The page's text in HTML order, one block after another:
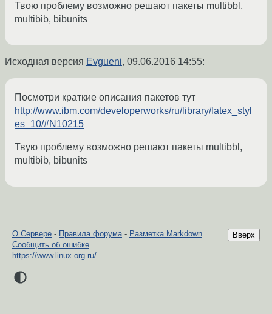
Твою проблему возможно решают пакеты multibbl,
multibib, bibunits
Исходная версия Evgueni, 09.06.2016 14:55:
Посмотри краткие описания пакетов тут
http://www.ibm.com/developerworks/ru/library/latex_styl
es_10/#N10215
Твую проблему возможно решают пакеты multibbl,
multibib, bibunits
Вверх
О Сервере - Правила форума- Разметка Markdown
Сообщить об ошибке
https://www.linux.org.ru/